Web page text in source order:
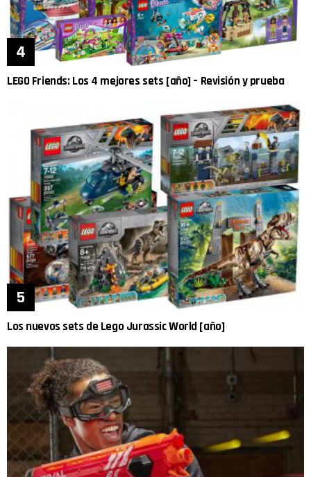
LEGO Friends: Los 4 mejores sets [año] – Revisión y prueba
Los nuevos sets de Lego Jurassic World [año]